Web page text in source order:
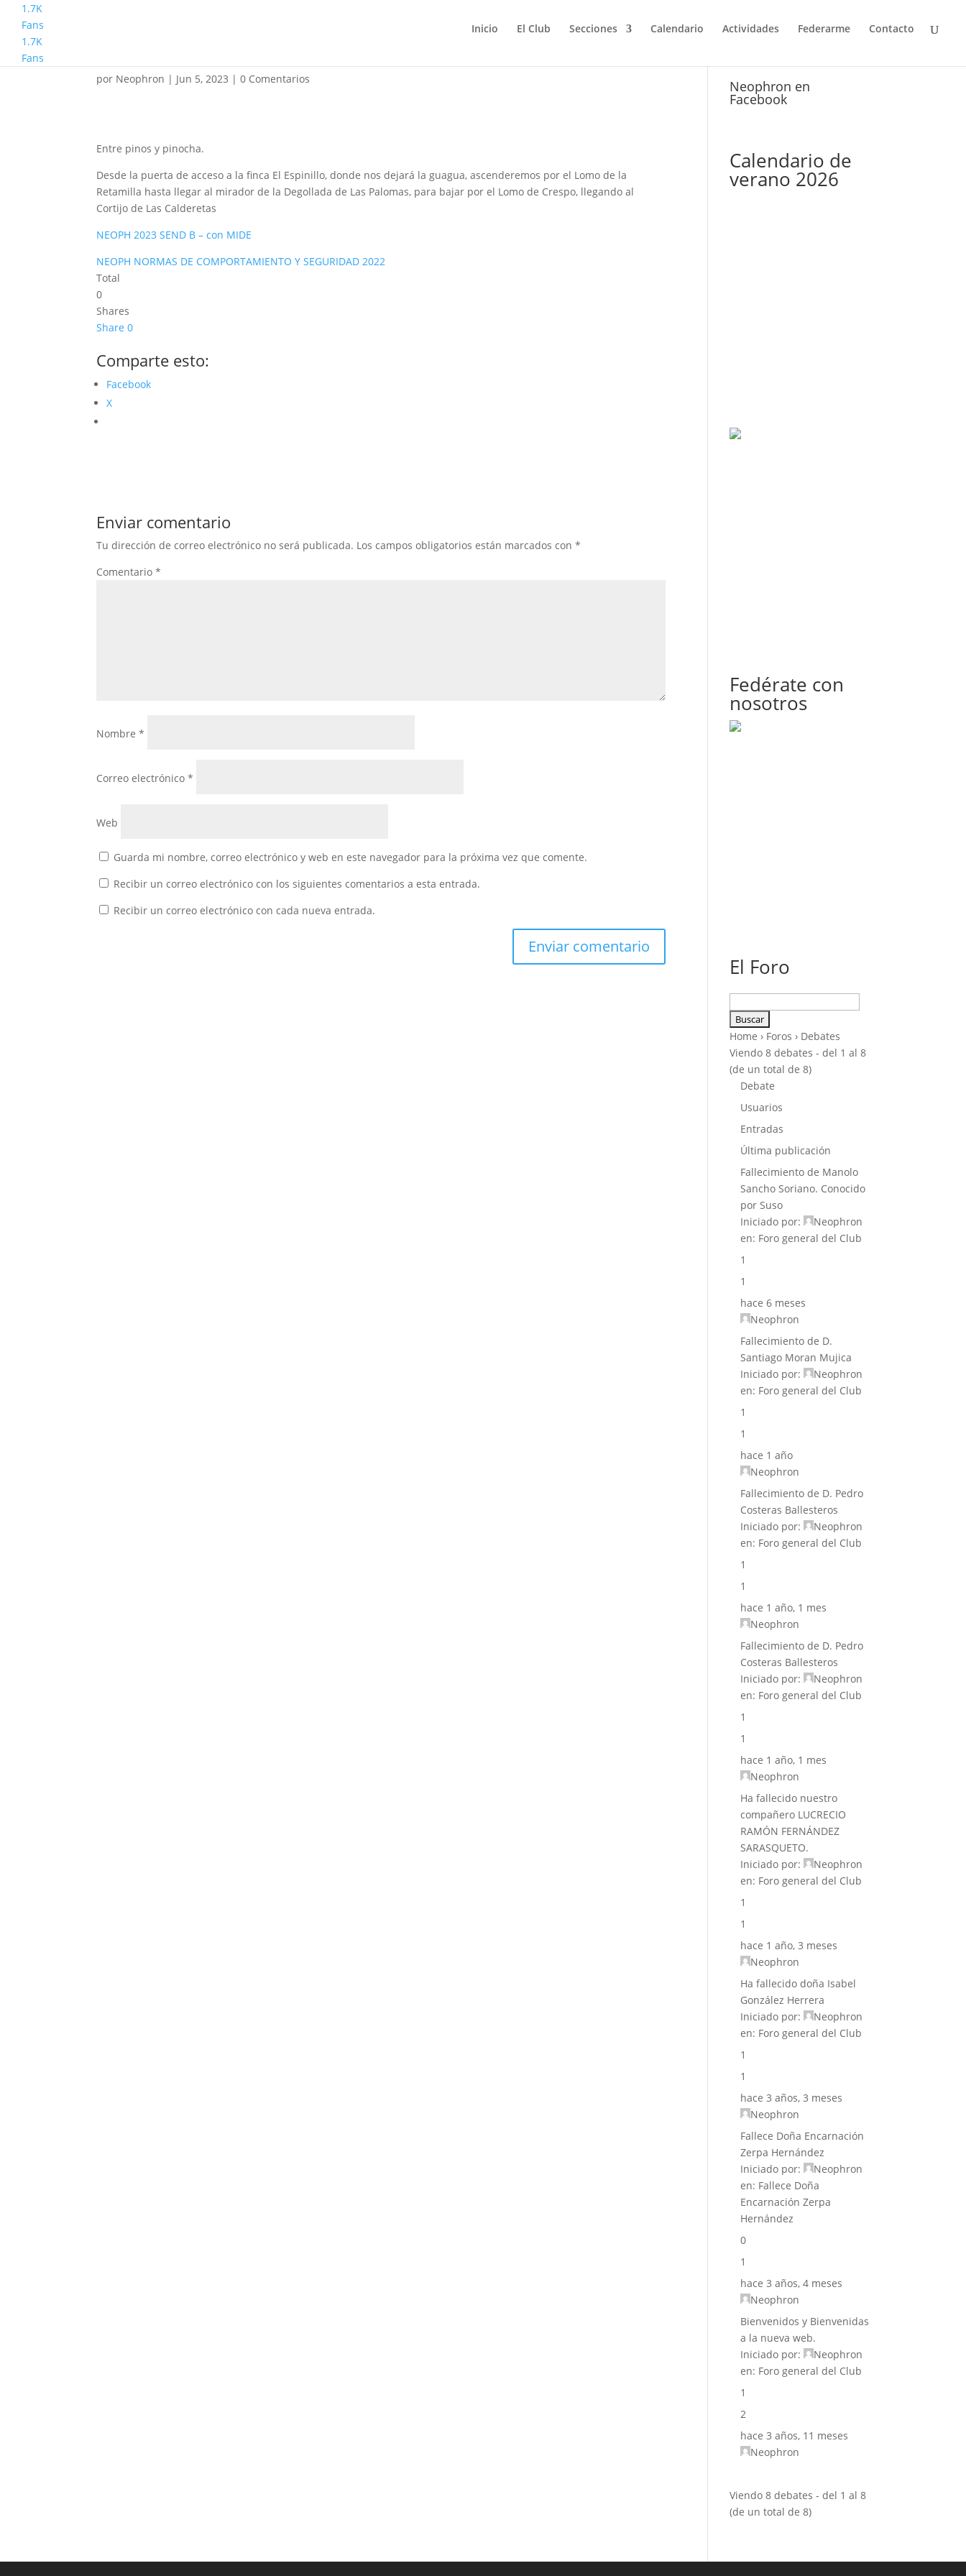
Inicio El Club Secciones Calendario Actividades Federarme Contacto
1.7K
Fans
1.7K
Fans
por Neophron | Jun 5, 2023 |0 Comentarios
Entre pinos y pinocha.
Desde la puerta de acceso a la finca El Espinillo, donde nos dejará la guagua, ascenderemos por el Lomo de la
Retamilla hasta llegar al mirador de la Degollada de Las Palomas, para bajar por el Lomo de Crespo, llegando al
Cortijo de Las Calderetas
NEOPH 2023 SEND B – con MIDE
NEOPH NORMAS DE COMPORTAMIENTO Y SEGURIDAD 2022
Total
0
Shares
Share 0
Comparte esto:
Facebook
X
Enviar comentario
Tu dirección de correo electrónico no será publicada. Los campos obligatorios están marcados con*
Comentario*
Nombre*
Correo electrónico*
Web
Guarda mi nombre, correo electrónico y web en este navegador para la próxima vez que comente.
Recibir un correo electrónico con los siguientes comentarios a esta entrada.
Recibir un correo electrónico con cada nueva entrada.
Neophron en
Facebook
Calendario de
verano 2026
Fedérate con
nosotros
El Foro
Home › Foros › Debates
Viendo 8 debates - del 1 al 8
(de un total de 8)
Debate
Usuarios
Entradas
Última publicación
Fallecimiento de Manolo
Sancho Soriano. Conocido
por Suso
Iniciado por:
Neophron
en: Foro general del Club
1
1
hace 6 meses
Neophron
Fallecimiento de D.
Santiago Moran Mujica
Iniciado por:
Neophron
en: Foro general del Club
1
1
hace 1 año
Neophron
Fallecimiento de D. Pedro
Costeras Ballesteros
Iniciado por:
Neophron
en: Foro general del Club
1
1
hace 1 año, 1 mes
Neophron
Fallecimiento de D. Pedro
Costeras Ballesteros
Iniciado por:
Neophron
en: Foro general del Club
1
1
hace 1 año, 1 mes
Neophron
Ha fallecido nuestro
compañero LUCRECIO
RAMÓN FERNÁNDEZ
SARASQUETO.
Iniciado por:
Neophron
en: Foro general del Club
1
1
hace 1 año, 3 meses
Neophron
Ha fallecido doña Isabel
González Herrera
Iniciado por:
Neophron
en: Foro general del Club
1
1
hace 3 años, 3 meses
Neophron
Fallece Doña Encarnación
Zerpa Hernández
Iniciado por:
Neophron
en: Fallece Doña
Encarnación Zerpa
Hernández
0
1
hace 3 años, 4 meses
Neophron
Bienvenidos y Bienvenidas
a la nueva web.
Iniciado por:
Neophron
en: Foro general del Club
1
2
hace 3 años, 11 meses
Neophron
Viendo 8 debates - del 1 al 8
(de un total de 8)